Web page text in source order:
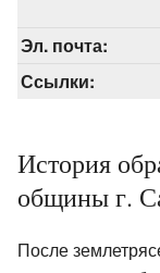
Эл. почта:
Ссылки:
История
общины г.
После